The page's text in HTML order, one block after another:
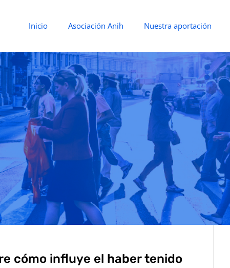
Inicio Asociación Anih Nuestra aportación
cómo influye el haber tenido